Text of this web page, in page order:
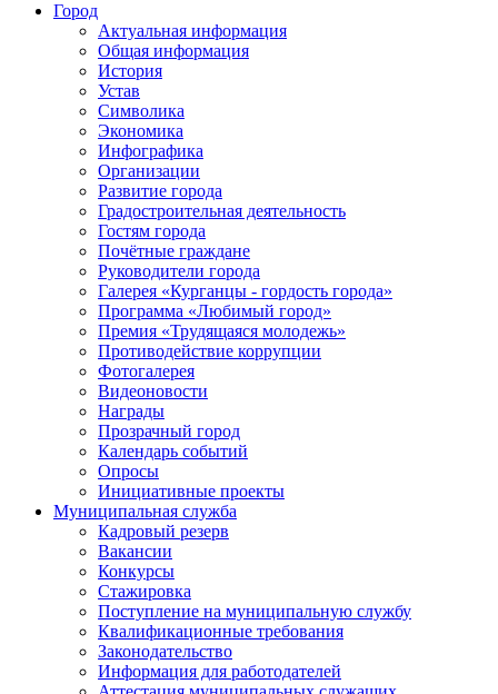
Город
Актуальная информация
Общая информация
История
Устав
Символика
Экономика
Инфографика
Организации
Развитие города
Градостроительная деятельность
Гостям города
Почётные граждане
Руководители города
Галерея «Курганцы - гордость города»
Программа «Любимый город»
Премия «Трудящаяся молодежь»
Противодействие коррупции
Фотогалерея
Видеоновости
Награды
Прозрачный город
Календарь событий
Опросы
Инициативные проекты
Муниципальная служба
Кадровый резерв
Вакансии
Конкурсы
Стажировка
Поступление на муниципальную службу
Квалификационные требования
Законодательство
Информация для работодателей